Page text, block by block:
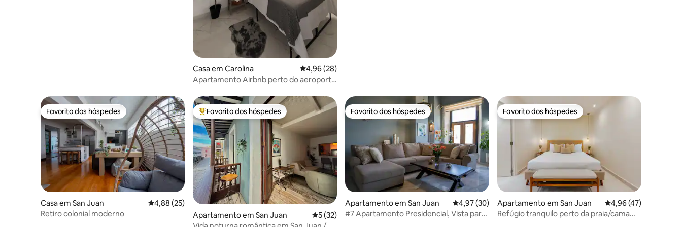
Casa em Carolina Classificação média de 4,96 em 5 estrelas, 28avaliações
4,96 (28)
Apartamento Airbnb perto do aeroporto
Favorito dos hóspedes
Favorito dos hóspedes
Casa em San Juan Classificação média de 4,88 em 5 estrelas, 25avaliações
4,88 (25)
Retiro colonial moderno
Favoritos dos hóspedes mais apreciados
Favorito dos hóspedes
Apartamento em San Juan Classificação média de 5 em 5 estrelas, 32avaliações
5 (32)
Favorito dos hóspedes
Favorito dos hóspedes
Apartamento em San Juan Classificação média de 4,97 em 5 estrelas, 30avaliações
4,97 (30)
#7 Apartamento Presidencial, Vista para
Favorito dos hóspedes
Favorito dos hóspedes
Apartamento em San Juan Classificação média
4,96 (47)
Refúgio tranquilo perto da praia/cama